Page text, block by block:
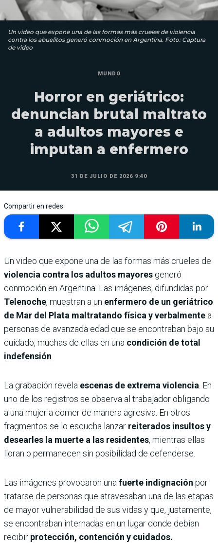
Un video que expone una de las formas más crueles de violencia
contra los abuelitos generó conmoción en Argentina. Foto: Captura
de video
MUNDO
Horror en geriátrico:
denuncian brutal maltrato
a adultos mayores e
imputan a enfermero
31 DE JULIO DE 2026 9:40
Compartir en redes
Un video que expone una de las formas más crueles de
violencia contra los adultos mayores generó
conmoción en Argentina. Las imágenes, difundidas por
Telenoche, muestran a un enfermero de un geriátrico
de Mar del Plata maltratando física y verbalmente a
personas de avanzada edad que se encontraban bajo su
cuidado, muchas de ellas en una condición de total
indefensión.
La grabación revela escenas de extrema violencia. En
uno de los registros se observa al trabajador obligando
a una mujer a comer de manera agresiva. En otros
fragmentos se lo escucha lanzar reiterados insultos y
desearles la muerte a las residentes, mientras ellas
lloran o permanecen sin posibilidad de defenderse.
Las imágenes provocaron unafuerte indignación por
tratarse de personas que atravesaban una de las etapas
de mayor vulnerabilidad de sus vidas y que, justamente,
se encontraban internadas en un lugar donde debían
recibir protección, contención y cuidados.